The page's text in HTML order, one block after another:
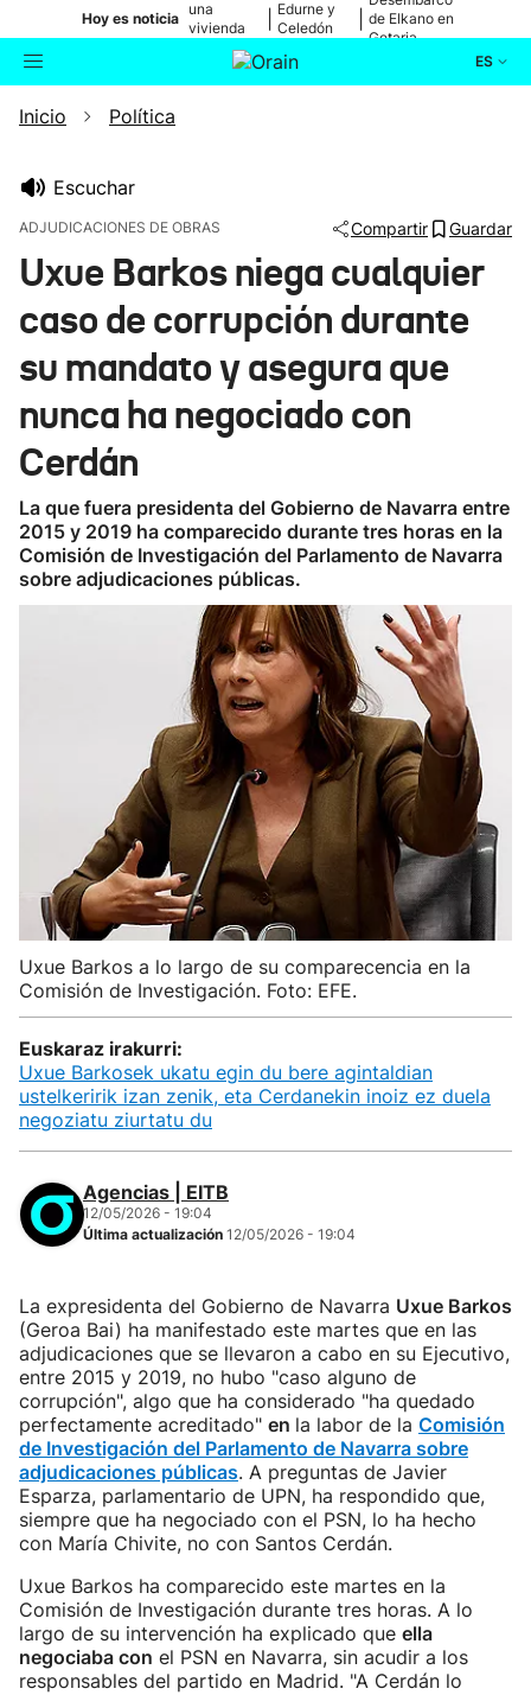
Hoy es noticia
una
vivienda
de Bilbao
Edurne y
Celedón
de Elkano en
Getaria
ES
Buscador
Ikusmiran
Eguraldia
Inicio Política
Escuchar
ADJUDICACIONES DE OBRAS Compartir Guardar
Uxue Barkos niega cualquier
caso de corrupción durante
su mandato y asegura que
nunca ha negociado con
Cerdán
La que fuera presidenta del Gobierno de Navarra entre
2015 y 2019 ha comparecido durante tres horas en la
Comisión de Investigación del Parlamento de Navarra
sobre adjudicaciones públicas.
Uxue Barkos a lo largo de su comparecencia en la
Comisión de Investigación. Foto: EFE.
Euskaraz irakurri:
Uxue Barkosek ukatu egin du bere agintaldian
ustelkeririk izan zenik, eta Cerdanekin inoiz ez duela
negoziatu ziurtatu du
Agencias | EITB
12/05/2026 - 19:04
Última actualización 12/05/2026 - 19:04
La expresidenta del Gobierno de Navarra Uxue Barkos
(Geroa Bai) ha manifestado este martes que en las
adjudicaciones que se llevaron a cabo en su Ejecutivo,
entre 2015 y 2019, no hubo "caso alguno de
corrupción", algo que ha considerado "ha quedado
perfectamente acreditado" en la labor de la Comisión
de Investigación del Parlamento de Navarra sobre
adjudicaciones públicas. A preguntas de Javier
Esparza, parlamentario de UPN, ha respondido que,
siempre que ha negociado con el PSN, lo ha hecho
con María Chivite, no con Santos Cerdán.
Uxue Barkos ha comparecido este martes en la
Comisión de Investigación durante tres horas. A lo
largo de su intervención ha explicado que ella
negociaba con el PSN en Navarra, sin acudir a los
responsables del partido en Madrid. "A Cerdán lo